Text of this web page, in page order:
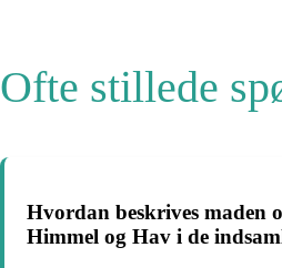
Ofte stillede
Hvordan beskrives maden
Himmel og Hav i de